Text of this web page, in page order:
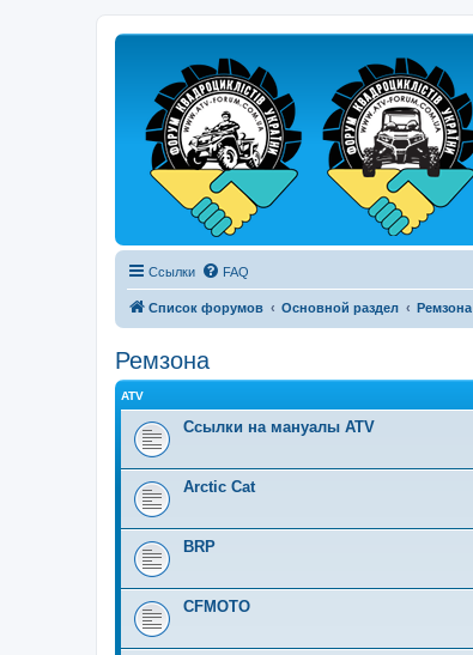
Ссылки FAQ
Список форумов Основной раздел Ремзона
Ремзона
ATV
Ссылки на мануалы ATV
Arctic Cat
BRP
CFMOTO